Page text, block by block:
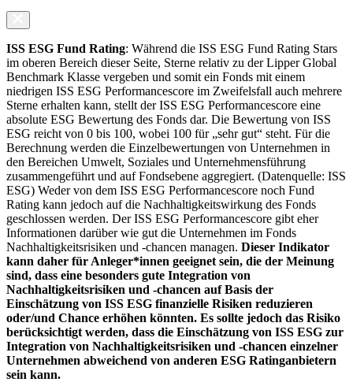
ISS ESG Fund Rating: Während die ISS ESG Fund Rating Stars
im oberen Bereich dieser Seite, Sterne relativ zu der Lipper Global
Benchmark Klasse vergeben und somit ein Fonds mit einem
niedrigen ISS ESG Performancescore im Zweifelsfall auch mehrere
Sterne erhalten kann, stellt der ISS ESG Performancescore eine
absolute ESG Bewertung des Fonds dar. Die Bewertung von ISS
ESG reicht von 0 bis 100, wobei 100 für „sehr gut“ steht. Für die
Berechnung werden die Einzelbewertungen von Unternehmen in
den Bereichen Umwelt, Soziales und Unternehmensführung
zusammengeführt und auf Fondsebene aggregiert. (Datenquelle: ISS
ESG) Weder von dem ISS ESG Performancescore noch Fund
Rating kann jedoch auf die Nachhaltigkeitswirkung des Fonds
geschlossen werden. Der ISS ESG Performancescore gibt eher
Informationen darüber wie gut die Unternehmen im Fonds
Nachhaltigkeitsrisiken und -chancen managen. Dieser Indikator
kann daher für Anleger*innen geeignet sein, die der Meinung
sind, dass eine besonders gute Integration von
Nachhaltigkeitsrisiken und -chancen auf Basis der
Einschätzung von ISS ESG finanzielle Risiken reduzieren
oder/und Chance erhöhen könnten. Es sollte jedoch das Risiko
berücksichtigt werden, dass die Einschätzung von ISS ESG zur
Integration von Nachhaltigkeitsrisiken und -chancen einzelner
Unternehmen abweichend von anderen ESG Ratinganbietern
sein kann.